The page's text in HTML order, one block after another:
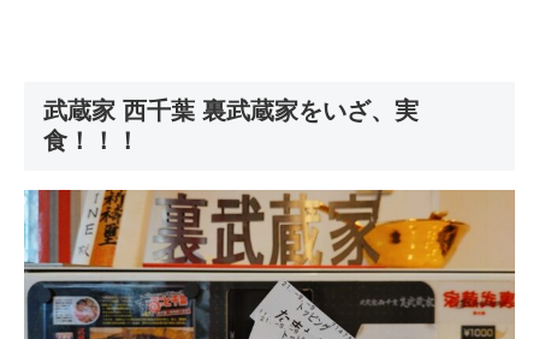
武蔵家 西千葉 裏武蔵家をいざ、実
食！！！